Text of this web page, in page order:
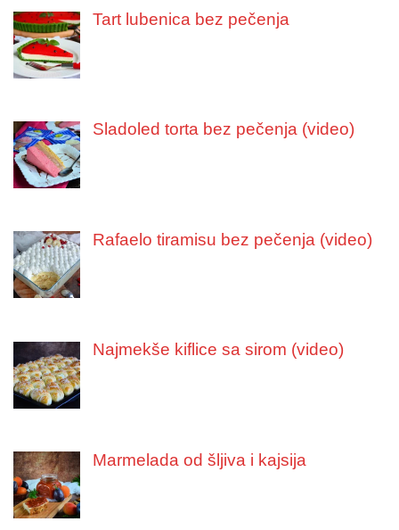
Tart lubenica bez pečenja
Sladoled torta bez pečenja (video)
Rafaelo tiramisu bez pečenja (video)
Najmekše kiflice sa sirom (video)
Marmelada od šljiva i kajsija